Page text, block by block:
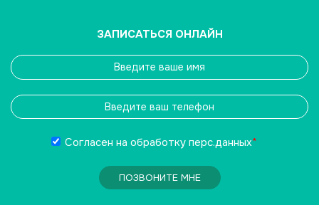
ЗАПИСАТЬСЯ ОНЛАЙН
Согласен на обработку перс.данных*
ПОЗВОНИТЕ МНЕ